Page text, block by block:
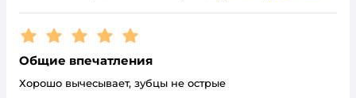
Рейтинг:5
Общие впечатления
Хорошо вычесывает, зубцы не острые